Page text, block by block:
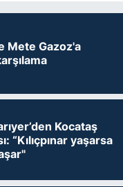
Mete Gazoz'a
Kocataş
“Kılıçpınar yaşarsa